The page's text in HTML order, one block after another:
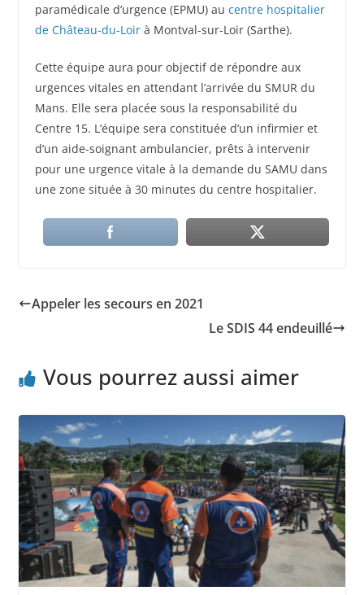
paramédicale d’urgence (EPMU) au centre hospitalier
de Château-du-Loirà Montval-sur-Loir (Sarthe).
Cette équipe aura pour objectif de répondre aux
urgences vitales en attendant l’arrivée du SMUR du
Mans. Elle sera placée sous la responsabilité du
Centre 15. L’équipe sera constituée d’un infirmier et
d’un aide-soignant ambulancier, prêts à intervenir
pour une urgence vitale à la demande du SAMU dans
une zone située à 30 minutes du centre hospitalier.
Appeler les secours en 2021
Le SDIS 44 endeuillé
Vous pourrez aussi aimer